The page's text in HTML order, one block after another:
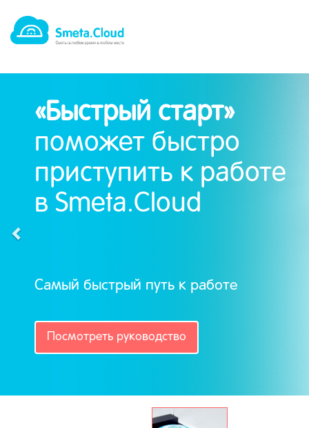
«Быстрый старт»
поможет быстро
приступить к работе
в Smeta.Cloud
Самый быстрый путь к работе
Посмотреть руководство
РџСЂРµРґС‹РґСѓС‰РёР№